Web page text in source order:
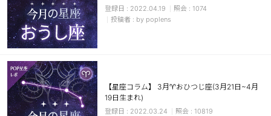
2022.04.19
1074
by poplens
【星座コラム】 3月♈おひつじ座(3月21日~4月
19日生まれ)
2022.03.24
10819